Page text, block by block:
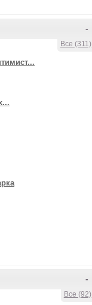
-
Все (311)
-
Все (92)